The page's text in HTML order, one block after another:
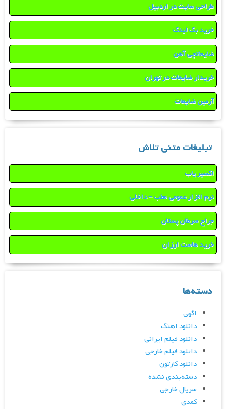
طراحی سایت در اردبیل
خرید بک لینک
ضایعاتچی آهن
خریدار ضایعات در تهران
آرمین ضایعات
تبلیغات متنی تلاش
اکسیر یاب
نرم افزار عمومی مطب – داخلی
جراح سرطان پستان
خرید هاست ارزان
دسته‌ها
اگهی
دانلود اهنگ
دانلود فیلم ایرانی
دانلود فیلم خارجی
دانلود کارتون
دسته‌بندی نشده
سریال خارجی
کمدی